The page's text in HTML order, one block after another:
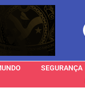
SEGURANÇA